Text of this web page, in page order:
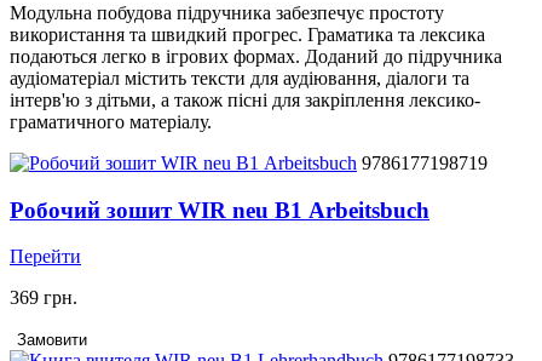
Модульна побудова підручника забезпечує простоту
використання та швидкий прогрес. Граматика та лексика
подаються легко в ігрових формах. Доданий до підручника
аудіоматеріал містить тексти для аудіювання, діалоги та
інтерв'ю з дітьми, а також пісні для закріплення лексико-
граматичного матеріалу.
9786177198719
Робочий зошит WIR neu В1 Arbeitsbuch
Перейти
369 грн.
Замовити